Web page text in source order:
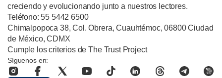
creciendo y evolucionando junto a nuestros lectores.
Teléfono: 55 5442 6500
Chimalpopoca 38, Col. Obrera, Cuauhtémoc, 06800 Ciudad
de México, CDMX
Cumple los criterios de The Trust Project
Síguenos en: